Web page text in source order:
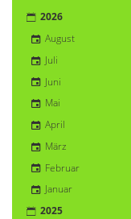
2026
August
Juli
Juni
Mai
April
März
Februar
Januar
2025